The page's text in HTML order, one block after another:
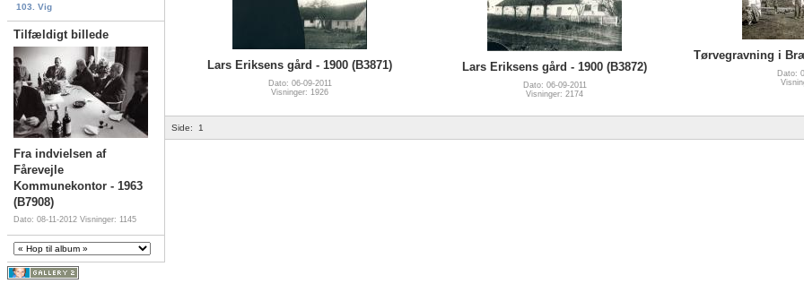
103. Vig
Tilfældigt billede
Fra indvielsen af
Fårevejle
Kommunekontor - 1963
(B7908)
Dato: 08-11-2012 Visninger: 1145
Lars Eriksens gård - 1900 (B3871)
Dato: 06-09-2011
Visninger: 1926
Lars Eriksens gård - 1900 (B3872)
Dato: 06-09-2011
Visninger: 2174
Tørvegravning i
Dato:
Side: 1